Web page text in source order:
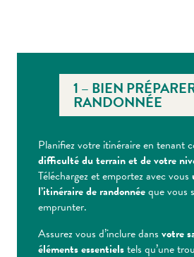
1 – BIEN
RANDONNÉE
Planifiez votre itinéraire en tenant
difficulté du terrain et de votre
Téléchargez et emportez avec vous
l’itinéraire de randonnéeque vous
emprunter.
Assurez vous d’inclure dans votre
éléments essentielstels qu’une